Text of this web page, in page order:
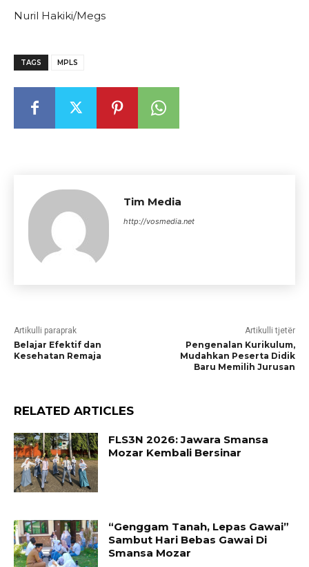
Nuril Hakiki/Megs
TAGS MPLS
Tim Media
http://vosmedia.net
Artikulli paraprak
Belajar Efektif dan
Kesehatan Remaja
Artikulli tjetër
Pengenalan Kurikulum,
Mudahkan Peserta Didik
Baru Memilih Jurusan
RELATED ARTICLES
FLS3N 2026: Jawara Smansa
Mozar Kembali Bersinar
“Genggam Tanah, Lepas Gawai”
Sambut Hari Bebas Gawai Di
Smansa Mozar